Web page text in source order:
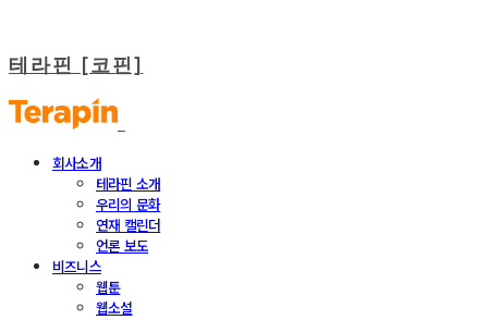
테라핀 [코핀]
회사소개
테라핀 소개
우리의 문화
연재 캘린더
언론 보도
비즈니스
웹툰
웹소설